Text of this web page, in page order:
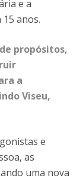
e a
anos.
propósitos,
a
Viseu,
e
as
uma nova